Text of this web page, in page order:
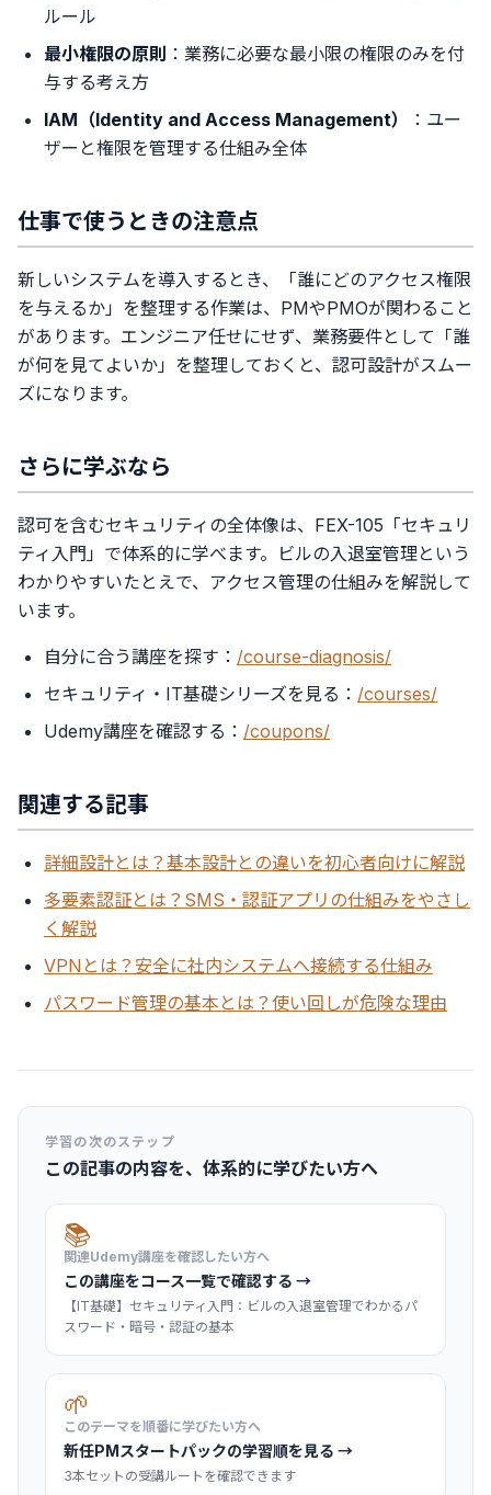
ルール
最小権限の原則 ：業務に必要な最小限の権限のみを付
与する考え方
IAM（Identity and Access Management）
：ユー
ザーと権限を管理する仕組み全体
仕事で使うときの注意点
新しいシステムを導入するとき、「誰にどのアクセス権限
を与えるか」を整理する作業は、PMやPMOが関わること
があります。エンジニア任せにせず、業務要件として「誰
が何を見てよいか」を整理しておくと、認可設計がスムー
ズになります。
さらに学ぶなら
認可を含むセキュリティの全体像は、FEX-105「セキュリ
ティ入門」で体系的に学べます。ビルの入退室管理という
わかりやすいたとえで、アクセス管理の仕組みを解説して
います。
自分に合う講座を探す： /course-diagnosis/
セキュリティ・IT基礎シリーズを見る： /courses/
Udemy講座を確認する： /coupons/
関連する記事
詳細設計とは？基本設計との違いを初心者向けに解説
多要素認証とは？SMS・認証アプリの仕組みをやさし
く解説
VPNとは？安全に社内システムへ接続する仕組み
パスワード管理の基本とは？使い回しが危険な理由
学習の次のステップ
この記事の内容を、体系的に学びたい方へ
📚
関連Udemy講座を確認したい方へ
この講座をコース一覧で確認する →
【IT基礎】セキュリティ入門：ビルの入退室管理でわかるパ
スワード・暗号・認証の基本
🌱
このテーマを順番に学びたい方へ
新任PMスタートパックの学習順を見る →
3本セットの受講ルートを確認できます